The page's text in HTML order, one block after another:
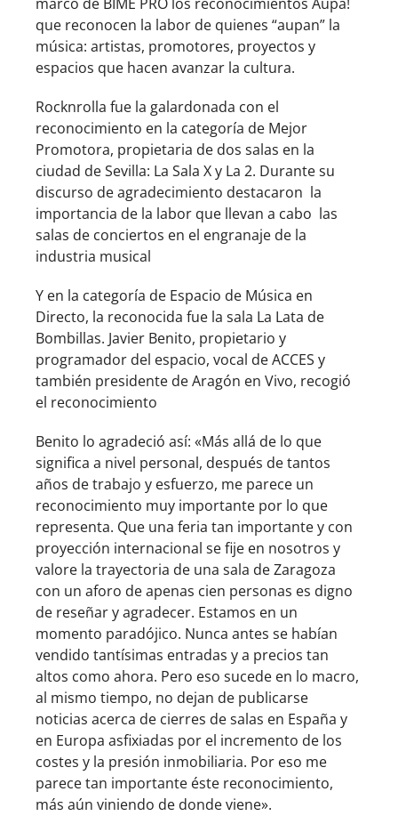
que reconocen la labor de quienes “aupan” la
música: artistas, promotores, proyectos y
espacios que hacen avanzar la cultura.
Rocknrolla fue la galardonada con el
reconocimiento en la categoría de Mejor
Promotora, propietaria de dos salas en la
ciudad de Sevilla: La Sala X y La 2. Durante su
discurso de agradecimiento destacaron la
importancia de la labor que llevan a cabo las
salas de conciertos en el engranaje de la
industria musical
Y en la categoría de Espacio de Música en
Directo, la reconocida fue la sala La Lata de
Bombillas. Javier Benito, propietario y
programador del espacio, vocal de ACCES y
también presidente de Aragón en Vivo, recogió
el reconocimiento
Benito lo agradeció así: «Más allá de lo que
significa a nivel personal, después de tantos
años de trabajo y esfuerzo, me parece un
reconocimiento muy importante por lo que
representa. Que una feria tan importante y con
proyección internacional se fije en nosotros y
valore la trayectoria de una sala de Zaragoza
con un aforo de apenas cien personas es digno
de reseñar y agradecer. Estamos en un
momento paradójico. Nunca antes se habían
vendido tantísimas entradas y a precios tan
altos como ahora. Pero eso sucede en lo macro,
al mismo tiempo, no dejan de publicarse
noticias acerca de cierres de salas en España y
en Europa asfixiadas por el incremento de los
costes y la presión inmobiliaria. Por eso me
parece tan importante éste reconocimiento,
más aún viniendo de donde viene».